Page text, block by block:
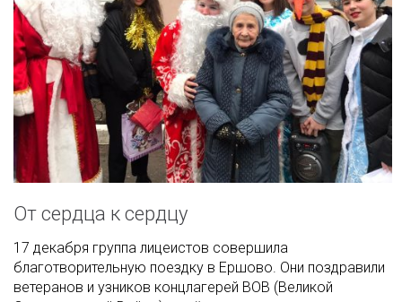
От сердца к сердцу
17 декабря группа лицеистов совершила
благотворительную поездку в Ершово. Они поздравили
ветеранов и узников концлагерей ВОВ (Великой